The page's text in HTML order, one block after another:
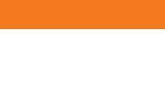
marca el cierre del Curso de